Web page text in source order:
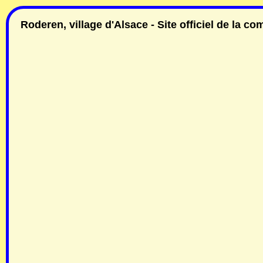
Roderen, village d'Alsace - Site officiel de la